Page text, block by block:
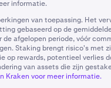
informatie.
van toepassing. Het
gebaseerd op de
de afgelopen periode, vóór
Staking brengt risico's met
op rewards, potentieel verlies
van assets die zijn
Kraken voor meer informatie.